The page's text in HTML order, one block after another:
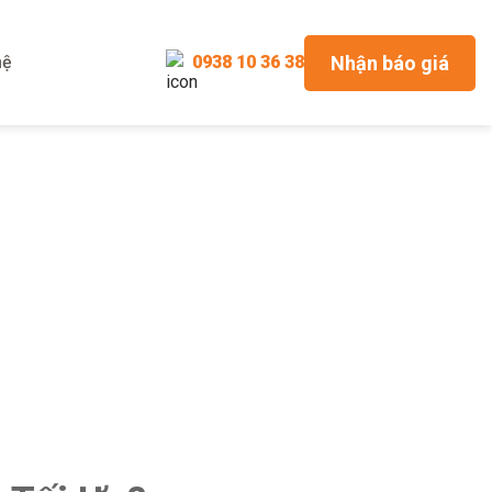
0938 10 36 38 Nhận báo giá